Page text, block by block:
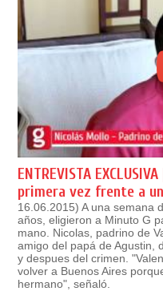
ENTREVISTA
primera vez frente a
16.06.2015) A una semana
años, eligieron a Minuto G
mano. Nicolas, padrino de
amigo del papá de Agustin,
y despues del crimen.
volver a Buenos Aires
hermano", señaló.